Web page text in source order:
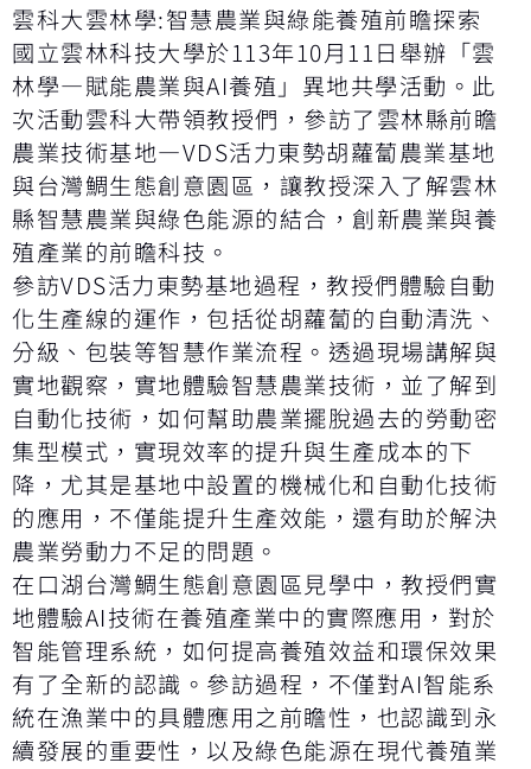
雲科大雲林學:智慧農業與綠能養殖前瞻探索
國立雲林科技大學於113年10月11日舉辦「雲
林學—賦能農業與AI養殖」異地共學活動。此
次活動雲科大帶領教授們，參訪了雲林縣前瞻
農業技術基地—VDS活力東勢胡蘿蔔農業基地
與台灣鯛生態創意園區，讓教授深入了解雲林
縣智慧農業與綠色能源的結合，創新農業與養
殖產業的前瞻科技。
參訪VDS活力東勢基地過程，教授們體驗自動
化生產線的運作，包括從胡蘿蔔的自動清洗、
分級、包裝等智慧作業流程。透過現場講解與
實地觀察，實地體驗智慧農業技術，並了解到
自動化技術，如何幫助農業擺脫過去的勞動密
集型模式，實現效率的提升與生產成本的下
降，尤其是基地中設置的機械化和自動化技術
的應用，不僅能提升生產效能，還有助於解決
農業勞動力不足的問題。
在口湖台灣鯛生態創意園區見學中，教授們實
地體驗AI技術在養殖產業中的實際應用，對於
智能管理系統，如何提高養殖效益和環保效果
有了全新的認識。參訪過程，不僅對AI智能系
統在漁業中的具體應用之前瞻性，也認識到永
續發展的重要性，以及綠色能源在現代養殖業